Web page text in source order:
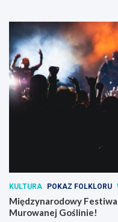
KULTURA POKAZ FOLKLORU
Międzynarodowy
Murowanej Goślinie!